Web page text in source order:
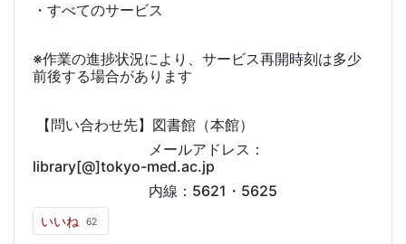
・すべてのサービス
※作業の進捗状況により、サービス再開時刻は多少
前後する場合があります
【問い合わせ先】図書館（本館）
メールアドレス：
library[@]tokyo-med.ac.jp
内線：5621・5625
いいね 62